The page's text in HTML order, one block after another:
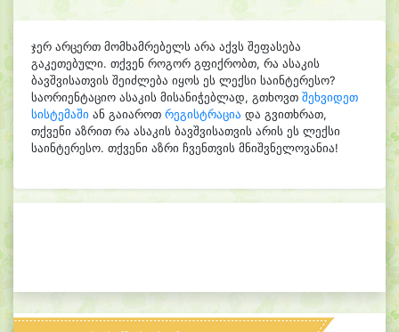
ჯერ არცერთ მომხამრებელს არა აქვს შეფასება
გაკეთებული. თქვენ როგორ გფიქრობთ, რა ასაკის
ბავშვისათვის შეიძლება იყოს ეს ლექსი საინტერესო?
საორიენტაციო ასაკის მისანიჭებლად, გთხოვთ შეხვიდეთ
სისტემაში ან გაიაროთ რეგისტრაცია და გვითხრათ,
თქვენი აზრით რა ასაკის ბავშვისათვის არის ეს ლექსი
საინტერესო. თქვენი აზრი ჩვენთვის მნიშვნელოვანია!